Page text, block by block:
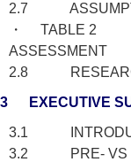
2.7
・ TABLE 2
ASSESSMENT
2.8
3 EXECUTIVE
3.1
3.2 PRE- VS